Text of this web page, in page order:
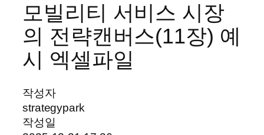
모빌리티 서비스 시장
의 전략캔버스(11장) 예
시 엑셀파일
작성자
strategypark
작성일